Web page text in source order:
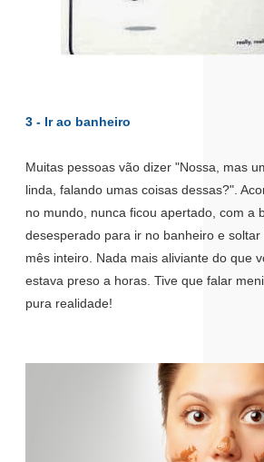
3 - Ir ao banheiro
Muitas pessoas vão dizer "Nossa, mas
linda, falando umas coisas dessas?".
no mundo, nunca ficou apertado, com a
desesperado para ir no banheiro e
mês inteiro. Nada mais aliviante do que
estava preso a horas. Tive que falar
pura realidade!